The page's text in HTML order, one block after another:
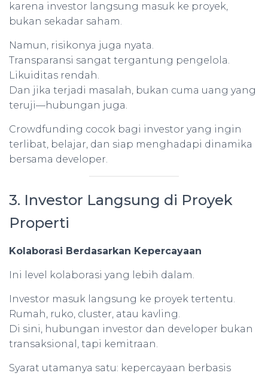
karena investor langsung masuk ke proyek,
bukan sekadar saham.
Namun, risikonya juga nyata.
Transparansi sangat tergantung pengelola.
Likuiditas rendah.
Dan jika terjadi masalah, bukan cuma uang yang
teruji—hubungan juga.
Crowdfunding cocok bagi investor yang ingin
terlibat, belajar, dan siap menghadapi dinamika
bersama developer.
3. Investor Langsung di Proyek
Properti
Kolaborasi Berdasarkan Kepercayaan
Ini level kolaborasi yang lebih dalam.
Investor masuk langsung ke proyek tertentu.
Rumah, ruko, cluster, atau kavling.
Di sini, hubungan investor dan developer bukan
transaksional, tapi kemitraan.
Syarat utamanya satu: kepercayaan berbasis